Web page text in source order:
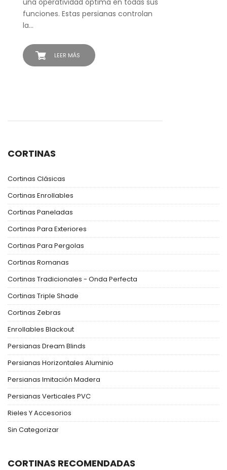
CORTINAS
Cortinas Clásicas
Cortinas Enrollables
Cortinas Paneladas
Cortinas Para Exteriores
Cortinas Para Pergolas
Cortinas Romanas
Cortinas Tradicionales - Onda Perfecta
Cortinas Triple Shade
Cortinas Zebras
Enrollables Blackout
Persianas Dream Blinds
Persianas Horizontales Aluminio
Persianas Imitación Madera
Persianas Verticales PVC
Rieles Y Accesorios
Sin Categorizar
CORTINAS RECOMENDADAS
LEER MÁS
una operatividad óptima en todas sus
funciones. Estas persianas controlan
la…